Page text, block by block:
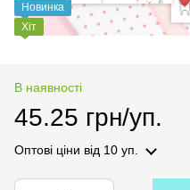
Новинка
Хіт
В наявності
45.25 грн/уп.
Оптові ціни від 10 уп.